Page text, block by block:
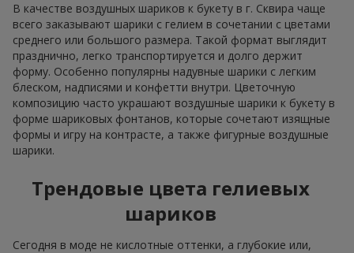
В качестве воздушных шариков к букету в г. Сквира чаще
всего заказывают шарики с гелием в сочетании с цветами
среднего или большого размера. Такой формат выглядит
празднично, легко транспортируется и долго держит
форму. Особенно популярны надувные шарики с легким
блеском, надписями и конфетти внутри. Цветочную
композицию часто украшают воздушные шарики к букету в
форме шариковых фонтанов, которые сочетают изящные
формы и игру на контрасте, а также фигурные воздушные
шарики.
Трендовые цвета гелиевых
шариков
Сегодня в моде не кислотные оттенки, а глубокие или,